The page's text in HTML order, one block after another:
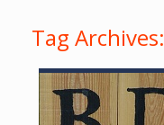
Tag Archives: